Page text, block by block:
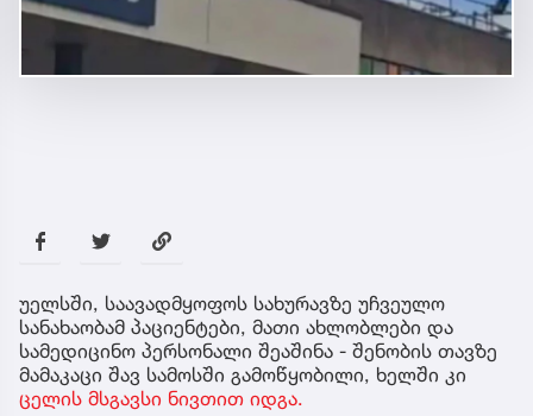
უელსში, საავადმყოფოს სახურავზე უჩვეულო
სანახაობამ პაციენტები, მათი ახლობლები და
სამედიცინო პერსონალი შეაშინა - შენობის თავზე
მამაკაცი შავ სამოსში გამოწყობილი, ხელში კი
ცელის მსგავსი ნივთით იდგა.